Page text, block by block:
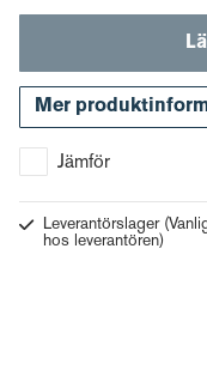
Mer
Jämför
Leverantörslager
hos leverantören)